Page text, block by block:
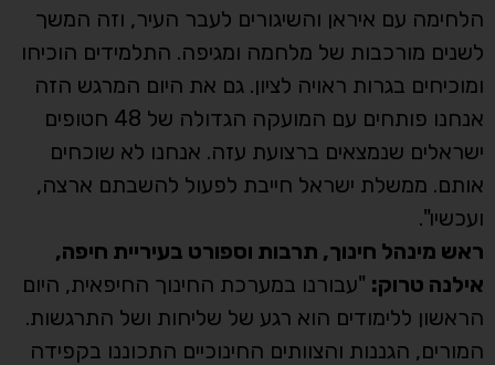
הלחימה עם איראן והשיגורים לעבר העיר, וזה המשך
לשנים מורכבות של מלחמה ומגיפה. התלמידים הוכיחו
ומוכיחים בגרות ראויה לציון. גם את היום המרגש הזה
אנחנו פותחים עם המועקה הגדולה של 48 חטופים
ישראלים שנמצאים ברצועת עזה. אנחנו לא שוכחים
אותם. ממשלת ישראל חייבת לפעול להשבתם ארצה,
ועכשיו".
ראש מינהל חינוך, תרבות וספורט בעיריית חיפה,
אילנה טרוק: "עבורנו במערכת החינוך החיפאית, היום
הראשון ללימודים הוא רגע של שליחות ושל התרגשות.
המורים, הגננות והצוותים החינוכיים התכוננו בקפידה